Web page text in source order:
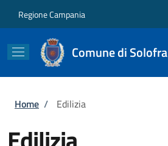
Regione Campania
Comune di Solofra
Briciole di pane
Home / Edilizia